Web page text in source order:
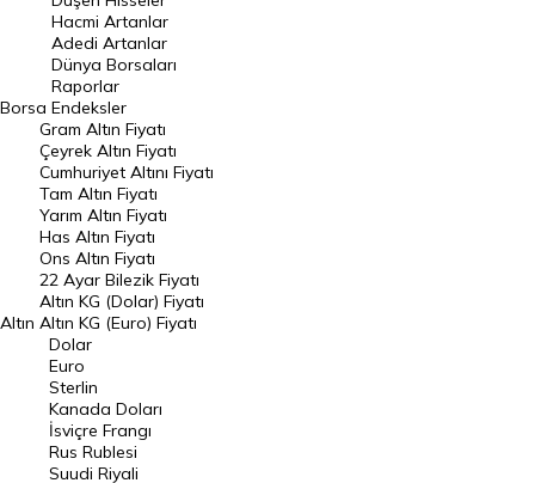
Hacmi Artanlar
Geçmiş Kapanışlar
Dünya Borsaları
Raporlar
Endeksler
DÖVİZ
Döviz Kuru
Dolar Kuru
Euro Kuru
Pound Kuru
Frank Kuru
Riyal Kuru
Borsa
Hacmi Artanlar
Adedi Artanlar
Dünya Borsaları
Raporlar
Endeksler
Altın
Gram Altın Fiyatı
Çeyrek Altın Fiyatı
Cumhuriyet Altını Fiyatı
Tam Altın Fiyatı
Yarım Altın Fiyatı
Has Altın Fiyatı
Ons Altın Fiyatı
22 Ayar Bilezik Fiyatı
Altın KG (Dolar) Fiyatı
Altın KG (Euro) Fiyatı
Dolar
Euro
Sterlin
Kanada Doları
İsviçre Frangı
Rus Rublesi
Suudi Riyali